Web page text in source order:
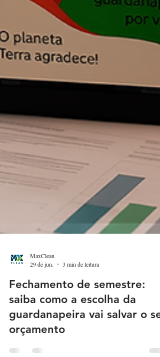
29 de jun.
3 min de leitura
Fechamento de semestre:
saiba como a escolha da
guardanapeira vai salvar o
orçamento